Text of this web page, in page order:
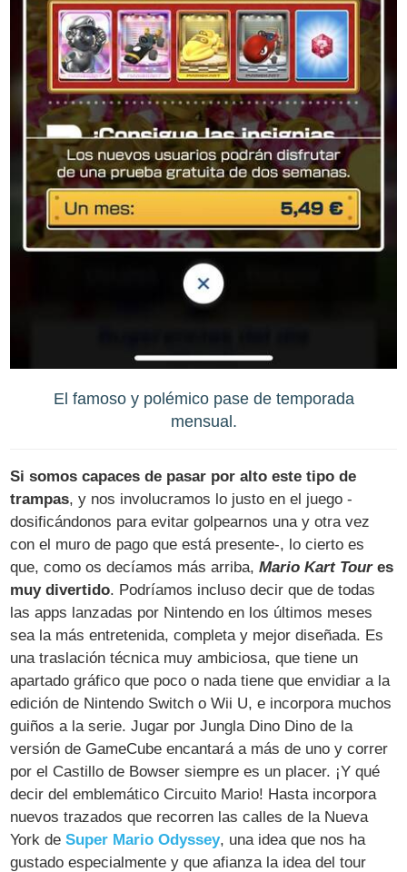
El famoso y polémico pase de temporada
mensual.
Si somos capaces de pasar por alto este tipo de
trampas, y nos involucramos lo justo en el juego -
dosificándonos para evitar golpearnos una y otra vez
con el muro de pago que está presente-, lo cierto es
que, como os decíamos más arriba,Mario Kart Toures
muy divertido. Podríamos incluso decir que de todas
las apps lanzadas por Nintendo en los últimos meses
sea la más entretenida, completa y mejor diseñada. Es
una traslación técnica muy ambiciosa, que tiene un
apartado gráfico que poco o nada tiene que envidiar a la
edición de Nintendo Switch o Wii U, e incorpora muchos
guiños a la serie. Jugar por Jungla Dino Dino de la
versión de GameCube encantará a más de uno y correr
por el Castillo de Bowser siempre es un placer. ¡Y qué
decir del emblemático Circuito Mario! Hasta incorpora
nuevos trazados que recorren las calles de la Nueva
York deSuper Mario Odyssey, una idea que nos ha
gustado especialmente y que afianza la idea del tour